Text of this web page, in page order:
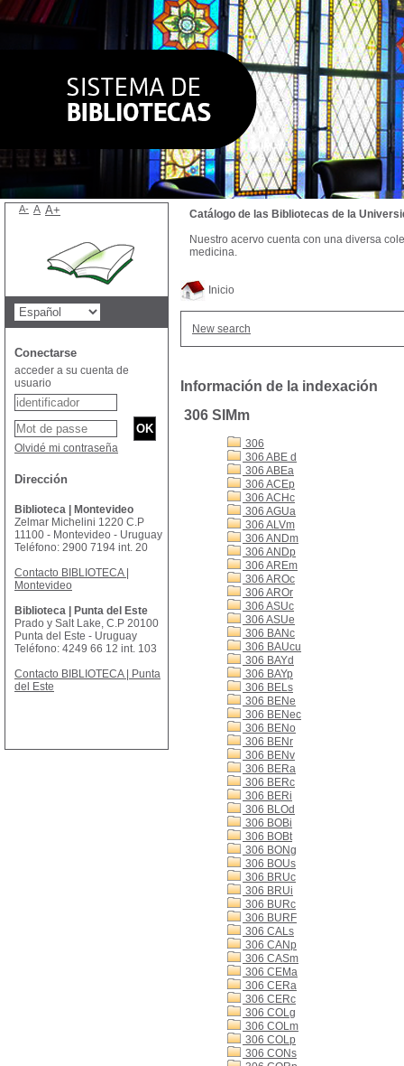
Inicio
New search
Información de la indexación
306 SIMm
306
306 ABE d
306 ABEa
306 ACEp
306 ACHc
306 AGUa
306 ALVm
306 ANDm
306 ANDp
306 AREm
306 AROc
306 AROr
306 ASUc
306 ASUe
306 BANc
306 BAUcu
306 BAYd
306 BAYp
306 BELs
306 BENe
306 BENec
306 BENo
306 BENr
306 BENv
306 BERa
306 BERc
306 BERi
306 BLOd
306 BOBi
306 BOBt
306 BONg
306 BOUs
306 BRUc
306 BRUi
306 BURc
306 BURF
306 CALs
306 CANp
306 CASm
306 CEMa
306 CERa
306 CERc
306 COLg
306 COLm
306 COLp
306 CONs
Catálogo de las Bibliotecas de la
Nuestro acervo cuenta con una diversa
medicina.
A- A A+
Conectarse
acceder a su cuenta de
usuario
Olvidé mi contraseña
Dirección
Biblioteca | Montevideo
Zelmar Michelini 1220 C.P
11100 - Montevideo - Uruguay
Teléfono: 2900 7194 int. 20
Contacto BIBLIOTECA |
Montevideo
Biblioteca | Punta del Este
Prado y Salt Lake, C.P 20100
Punta del Este - Uruguay
Teléfono: 4249 66 12 int. 103
Contacto BIBLIOTECA | Punta
del Este